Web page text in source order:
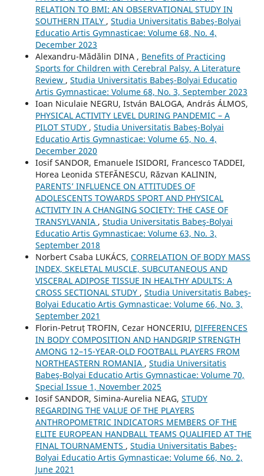
RELATION TO BMI: AN OBSERVATIONAL STUDY IN
SOUTHERN ITALY , Studia Universitatis Babeş-Bolyai
Educatio Artis Gymnasticae: Volume 68, No. 4,
December 2023
Alexandru-Mădălin DINA , Benefits of Practicing
Sports for Children with Cerebral Palsy. A Literature
Review , Studia Universitatis Babeş-Bolyai Educatio
Artis Gymnasticae: Volume 68, No. 3, September 2023
Ioan Niculaie NEGRU, István BALOGA, András ÁLMOS,
PHYSICAL ACTIVITY LEVEL DURING PANDEMIC – A
PILOT STUDY , Studia Universitatis Babeş-Bolyai
Educatio Artis Gymnasticae: Volume 65, No. 4,
December 2020
Iosif SANDOR, Emanuele ISIDORI, Francesco TADDEI,
Horea Leonida STEFĂNESCU, Răzvan KALININ,
PARENTS’ INFLUENCE ON ATTITUDES OF
ADOLESCENTS TOWARDS SPORT AND PHYSICAL
ACTIVITY IN A CHANGING SOCIETY: THE CASE OF
TRANSYLVANIA , Studia Universitatis Babeş-Bolyai
Educatio Artis Gymnasticae: Volume 63, No. 3,
September 2018
Norbert Csaba LUKÁCS, CORRELATION OF BODY MASS
INDEX, SKELETAL MUSCLE, SUBCUTANEOUS AND
VISCERAL ADIPOSE TISSUE IN HEALTHY ADULTS: A
CROSS SECTIONAL STUDY , Studia Universitatis Babeş-
Bolyai Educatio Artis Gymnasticae: Volume 66, No. 3,
September 2021
Florin-Petruț TROFIN, Cezar HONCERIU, DIFFERENCES
IN BODY COMPOSITION AND HANDGRIP STRENGTH
AMONG 12–15-YEAR-OLD FOOTBALL PLAYERS FROM
NORTHEASTERN ROMANIA , Studia Universitatis
Babeş-Bolyai Educatio Artis Gymnasticae: Volume 70,
Special Issue 1, November 2025
Iosif SANDOR, Simina-Aurelia NEAG, STUDY
REGARDING THE VALUE OF THE PLAYERS
ANTHROPOMETRIC INDICATORS MEMBERS OF THE
ELITE EUROPEAN HANDBALL TEAMS QUALIFIED AT THE
FINAL TOURNAMENTS , Studia Universitatis Babeş-
Bolyai Educatio Artis Gymnasticae: Volume 66, No. 2,
June 2021